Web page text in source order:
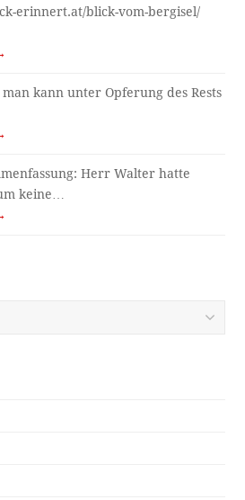
erinnert.at/blick-vom-bergisel/
kann unter Opferung des Rests
Herr Walter hatte
keine…